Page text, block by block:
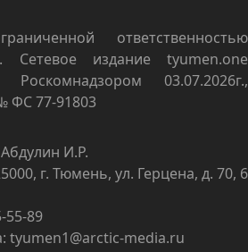
ответственностью
Сетевое издание tyumen.one
Роскомнадзором 03.07.2026г.,
ФС 77-91803
И.Р.
г. Тюмень, ул. Герцена, д. 70, 6
55-89
tyumen1@arctic-media.ru